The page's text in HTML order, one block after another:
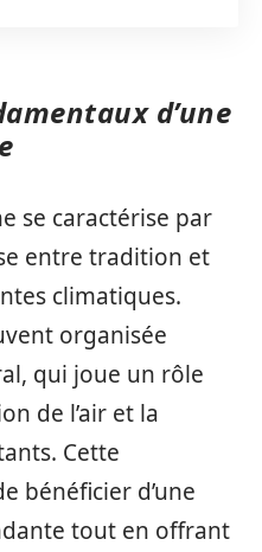
d’une
se caractérise par
entre tradition et
climatiques.
organisée
qui joue un rôle
de l’air et la
Cette
bénéficier d’une
tout en offrant